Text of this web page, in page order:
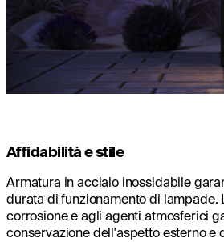
Affidabilità e stile
Armatura in acciaio inossidabile
durata di funzionamento di lampade.
corrosione e agli agenti atmosferici
conservazione dell'aspetto esterno e